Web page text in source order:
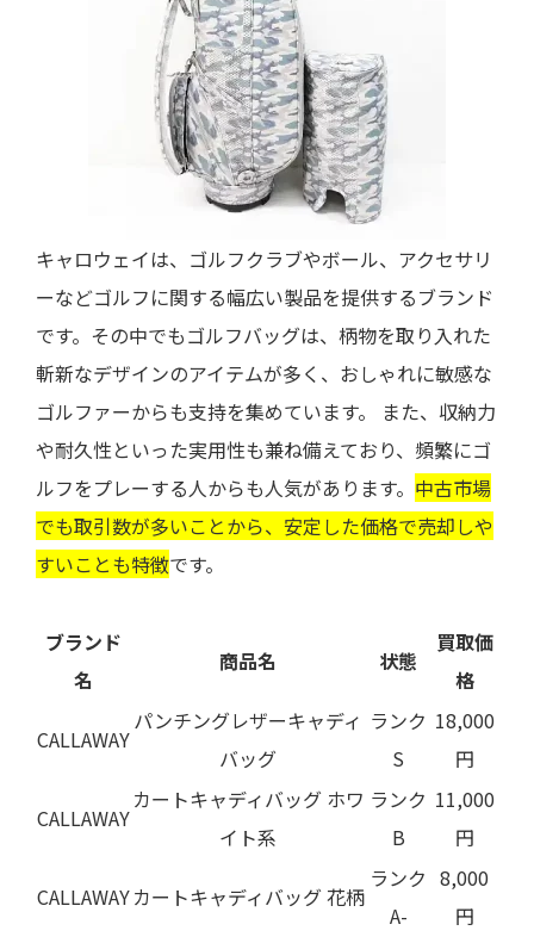
キャロウェイは、ゴルフクラブやボール、アクセサリ
ーなどゴルフに関する幅広い製品を提供するブランド
です。その中でもゴルフバッグは、柄物を取り入れた
斬新なデザインのアイテムが多く、おしゃれに敏感な
ゴルファーからも支持を集めています。 また、収納力
や耐久性といった実用性も兼ね備えており、頻繁にゴ
ルフをプレーする人からも人気があります。 中古市場
でも取引数が多いことから、安定した価格で売却しや
すいことも特徴です。
ブランド
名
商品名 状態
買取価
格
CALLAWAY
パンチングレザーキャディ
バッグ
ランク
S
18,000
円
CALLAWAY
カートキャディバッグ ホワ
イト系
ランク
B
11,000
円
CALLAWAYカートキャディバッグ 花柄
ランク
A-
8,000
円